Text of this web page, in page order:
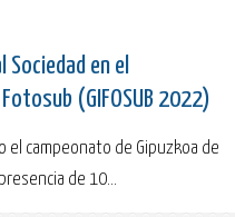
en el
(GIFOSUB 2022)
el campeonato de Gipuzkoa de
de 10...